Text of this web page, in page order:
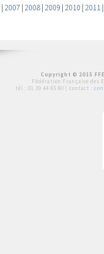
| 2007 | 2008| 2009 | 2010 | 2011
Copyright © 2015
Fédération Française des
tél : 01 39 44 65 80 | contact :